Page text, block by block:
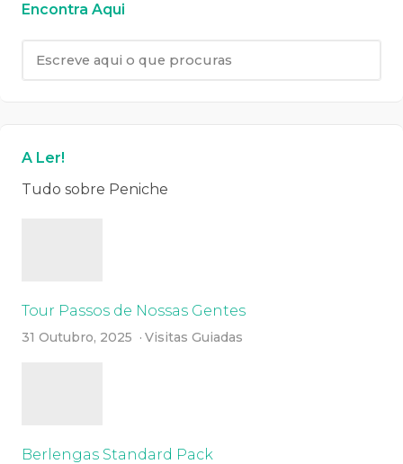
Encontra Aqui
A Ler!
Tudo sobre Peniche
Tour Passos de Nossas Gentes
31 Outubro, 2025 Visitas Guiadas
Berlengas Standard Pack